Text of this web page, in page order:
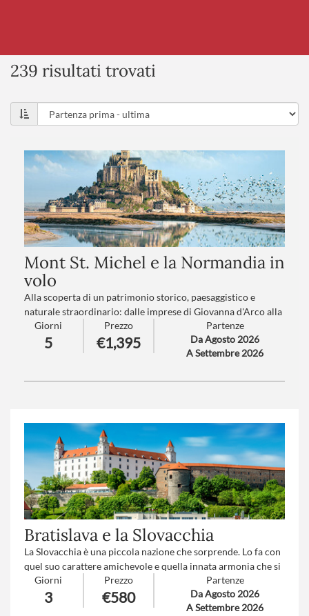
239 risultati trovati
Mont St. Michel e la Normandia in
volo
Alla scoperta di un patrimonio storico, paesaggistico e
naturale straordinario: dalle imprese di Giovanna d'Arco alla
storia del D-Day, passando per la suggestiva e incantata baia
di Mont Saint-Michel fino ai tranquilli paesaggi bucolici
dell'entroterra.
Giorni
5
Prezzo
€1,395
Partenze
Da Agosto 2026
A Settembre 2026
Bratislava e la Slovacchia
La Slovacchia è una piccola nazione che sorprende. Lo fa con
quel suo carattere amichevole e quella innata armonia che si
incontra man mano che la si visita. Bratislava è una piccola
Praga, ma anche una piccola Budapest o ancora una piccola
Vienna... Bratislava sembra raccogliere le eleganze di tante
Giorni
3
Prezzo
€580
Partenze
Da Agosto 2026
A Settembre 2026